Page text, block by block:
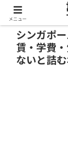
シンガポ
賃・学費
ないと詰
メニュー